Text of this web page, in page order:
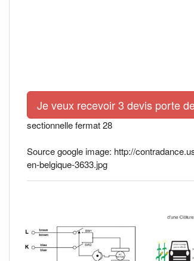
Je veux recevoir 3 devis porte
sectionnelle fermat 28
Source google image: http://
en-belgique-3633.jpg